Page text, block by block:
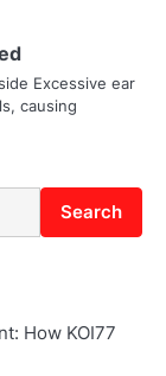
Excessive ear
causing
Search
How KOI77